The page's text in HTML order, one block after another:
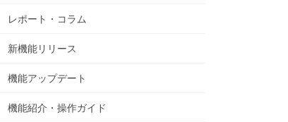
レポート・コラム
新機能リリース
機能アップデート
機能紹介・操作ガイド